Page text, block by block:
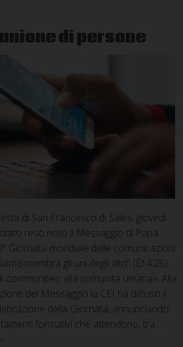
di persone
di San Francesco di Sales, giovedì
reso noto il Messaggio di Papa
Giornata mondiale delle comunicazioni
membra gli uni degli altri” (Ef 4,25).
communities alla comunità umana». Alla
del Messaggio la CEI ha diffuso il
della Giornata, annunciando
formativi che attendono, tra …
Rete,
»